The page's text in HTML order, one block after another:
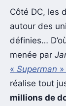
Côté DC, les
autour des
définies…
menée par
« Superman
réalise tout
millions de